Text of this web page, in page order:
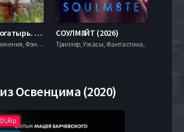
Последний богатырь. Колобок (2026)
Комедия, Приключения, Фэнтези,
СОУЛМ8ЙТ (2026)
Триллер, Ужасы, Фантастика,
Освенцима (2020)